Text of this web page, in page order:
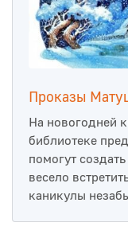
Проказы
На новогодней
библиотеке
помогут
весело
каникулы